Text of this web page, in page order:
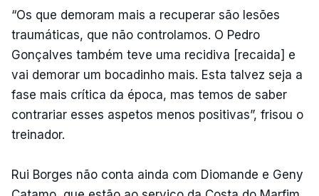
“Os que demoram mais a recuperar são lesões
traumáticas, que não controlamos. O Pedro
Gonçalves também teve uma recidiva [recaida] e
vai demorar um bocadinho mais. Esta talvez seja a
fase mais crítica da época, mas temos de saber
contrariar esses aspetos menos positivas”, frisou o
treinador.
Rui Borges não conta ainda com Diomande e Geny